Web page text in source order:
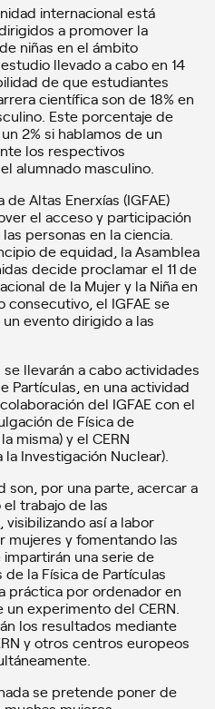
internacional está
a promover la
niñas en el ámbito
llevado a cabo en 14
de que estudiantes
científica son de 18% en
Este porcentaje de
2% si hablamos de un
los respectivos
alumnado masculino.
Altas Enerxías (IGFAE)
el acceso y participación
personas en la ciencia.
de equidad, la Asamblea
decide proclamar el 11 de
de la Mujer y la Niña en
consecutivo, el IGFAE se
evento dirigido a las
llevarán a cabo actividades
Partículas, en una actividad
del IGFAE con el
de Física de
misma) y el CERN
Investigación Nuclear).
son, por una parte, acercar a
trabajo de las
así a labor
mujeres y fomentando las
una serie de
la Física de Partículas
práctica por ordenador en
experimento del CERN.
los resultados mediante
y otros centros europeos
se pretende poner de